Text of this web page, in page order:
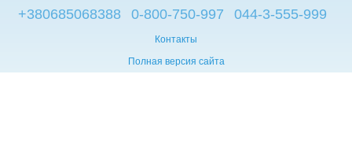
+380685068388 0-800-750-997 044-3-555-999
Контакты
Полная версия сайта